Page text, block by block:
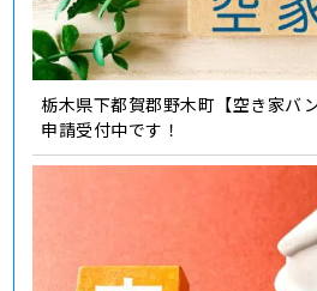
栃木県下都賀郡野木町【空き家バ
申請受付中です！